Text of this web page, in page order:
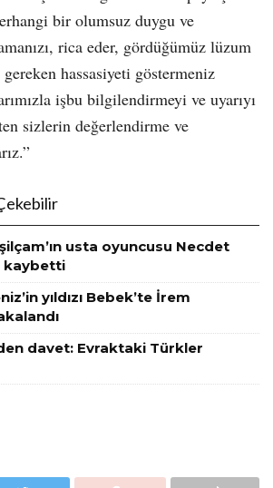
bir olumsuz duygu ve
rica eder, gördüğümüz lüzum
hassasiyeti göstermeniz
işbu bilgilendirmeyi ve uyarıyı
sizlerin değerlendirme ve
usta oyuncusu Necdet
kaybetti
yıldızı Bebek’te İrem
davet: Evraktaki Türkler